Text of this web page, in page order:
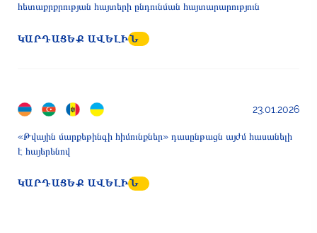
հետաքրքրության հայտերի ընդունման հայտարարություն
ԿԱՐԴԱՑԵՔ ԱՎԵԼԻՆ
23.01.2026
«Թվային մարքեթինգի հիմունքներ» դասընթացն այժմ հասանելի
է հայերենով
ԿԱՐԴԱՑԵՔ ԱՎԵԼԻՆ